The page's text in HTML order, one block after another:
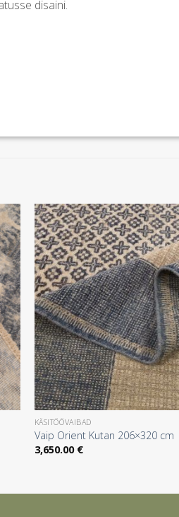
disaini.
KÄSITÖÖVAIBAD
Vaip Orient Kutan 206×320 cm
3,650.00 €